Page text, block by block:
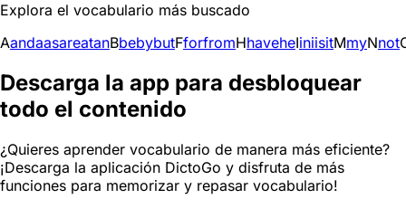
Explora el vocabulario más buscado
AandaasareatanBbebybutFforfromHhaveheIiniisitMmyNnot
Descarga la app para desbloquear
todo el contenido
¿Quieres aprender vocabulario de manera más eficiente?
¡Descarga la aplicación DictoGo y disfruta de más
funciones para memorizar y repasar vocabulario!